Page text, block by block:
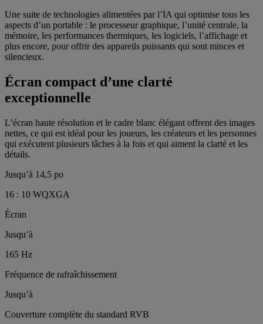
Une suite de technologies alimentées par l’IA qui optimise tous les
aspects d’un portable : le processeur graphique, l’unité centrale, la
mémoire, les performances thermiques, les logiciels, l’affichage et
plus encore, pour offrir des appareils puissants qui sont minces et
silencieux.
Écran compact d’une clarté
exceptionnelle
L’écran haute résolution et le cadre blanc élégant offrent des images
nettes, ce qui est idéal pour les joueurs, les créateurs et les personnes
qui exécutent plusieurs tâches à la fois et qui aiment la clarté et les
détails.
Jusqu’à 14,5 po
16 : 10 WQXGA
Écran
Jusqu’à
165 Hz
Fréquence de rafraîchissement
Jusqu’à
Couverture complète du standard RVB